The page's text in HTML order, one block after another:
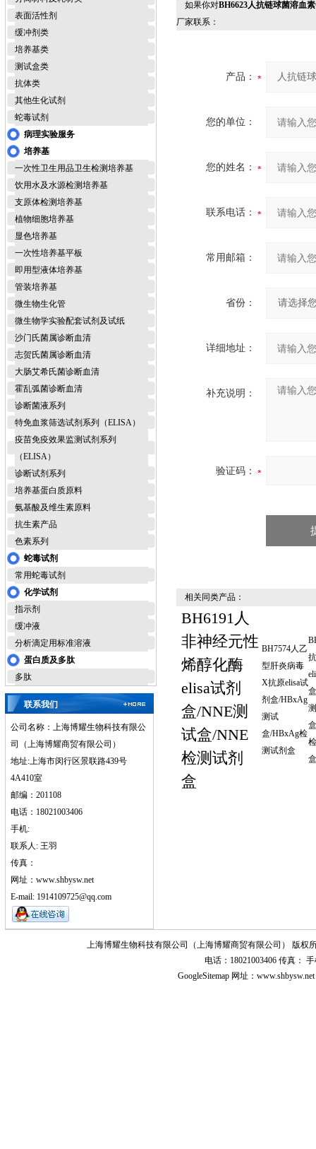
表面活性剂
缓冲剂类
培养基类
测试盒类
抗体类
其他生化试剂
蛇毒试剂
病理实验服务
培养基
一次性卫生用品卫生检测培养基
饮用水及水源检测培养基
支原体检测培养基
植物细胞培养基
显色培养基
一次性培养基平板
即用型液体培养基
管装培养基
微生物生化管
微生物学实验配套试剂及试纸
沙门氏菌属诊断血清
志贺氏菌属诊断血清
大肠艾希氏菌诊断血清
霍乱弧菌诊断血清
诊断菌液系列
特免血浆筛选试剂系列（ELISA）
疫苗免疫效果监测试剂系列
（ELISA）
诊断试剂系列
培养基蛋白质原料
氨基酸及维生素原料
抗生素产品
色素系列
蛇毒试剂
常用蛇毒试剂
化学试剂
指示剂
缓冲液
分析滴定用标准溶液
蛋白质及多肽
多肽
联系我们
公司名称：上海博耀生物科技有限公
司（上海博耀商贸有限公司）
地址:上海市闵行区景联路439号
4A410室
邮编：201108
电话：18021003406
手机:
联系人: 王羽
传真：
网址：www.shbysw.net
E-mail: 1914109725@qq.com
如果你对BH6623人抗链球菌溶血
厂家联系：
产品：
您的单位：
您的姓名：
联系电话：
常用邮箱：
省份：
详细地址：
补充说明：
验证码：
相关同类产品：
BH6191人
非神经元性
烯醇化酶
elisa试剂
盒/NNE测
试盒/NNE
检测试剂
盒
BH7574人乙
型肝炎病毒
X抗原elisa试
剂盒/HBxAg
测试
盒/HBxAg检
测试剂盒
盒
上海博耀生物科技有限公司（上海博耀商贸有限公司） 版权
电话：18021003406 传真：
GoogleSitemap 网址：